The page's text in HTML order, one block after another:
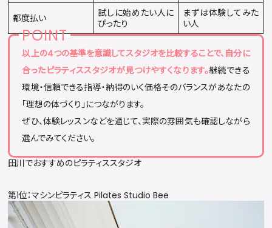
都度払い
試しに始めたい人に
ぴったり
まずは体験してみた
い人
以上の4つの基準を意識してスタジオを比較することで、自分に
合ったピラティススタジオが見つけやすくなります。継続できる
環境・信頼できる指導・納得のいく価格――そのバランスがあなたの
「理想の体づくり」につながります。
ぜひ、体験レッスンなどを通じて、実際の雰囲気も確認しながら
選んでみてください。
田川でおすすめのピラティススタジオ
第1位：マシンピラティス Pilates Studio Bee